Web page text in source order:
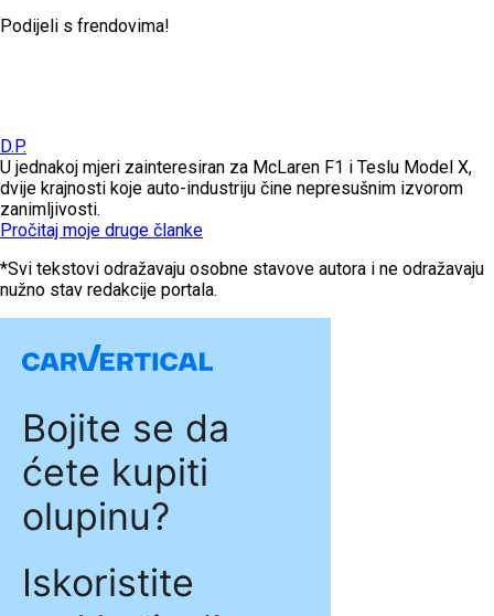
Podijeli s frendovima!
D.P.
U jednakoj mjeri zainteresiran za McLaren F1 i Teslu Model X,
dvije krajnosti koje auto-industriju čine nepresušnim izvorom
zanimljivosti.
Pročitaj moje druge članke
*Svi tekstovi odražavaju osobne stavove autora i ne odražavaju
nužno stav redakcije portala.